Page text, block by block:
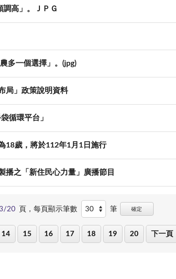
高」。ＪＰＧ
多一個選擇」。(jpg)
局」政策說明資料
循環平台」
18歲，將於112年1月1日施行
播之「新住民心力量」廣播節目
20 頁，每頁顯示筆數 筆 確定
14 15 16 17 18 19 20 下一頁